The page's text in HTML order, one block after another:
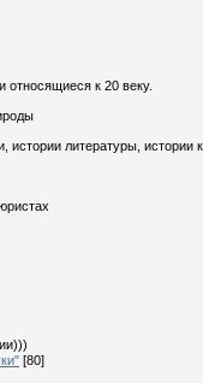
относящиеся к 20 веку.
истории литературы, истории
[80]